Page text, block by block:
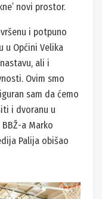
novi prostor.
i potpuno
u Općini Velika
ali i
Ovim smo
sam da ćemo
i dvoranu u
BBŽ-a Marko
Palija obišao